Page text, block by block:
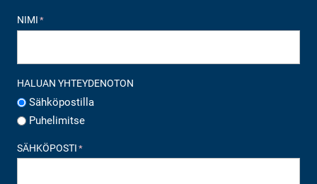
NIMI *
HALUAN YHTEYDENOTON
Sähköpostilla
Puhelimitse
SÄHKÖPOSTI *